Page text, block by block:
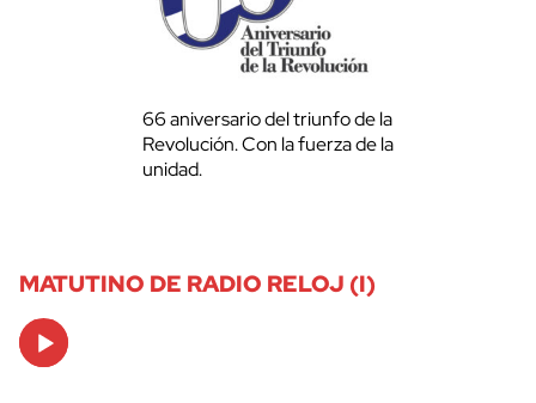
66 aniversario del triunfo de la
Revolución. Con la fuerza de la
unidad.
MATUTINO DE RADIO RELOJ (I)
Audio
Player